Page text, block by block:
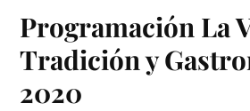
Programación La
Tradición y
2020